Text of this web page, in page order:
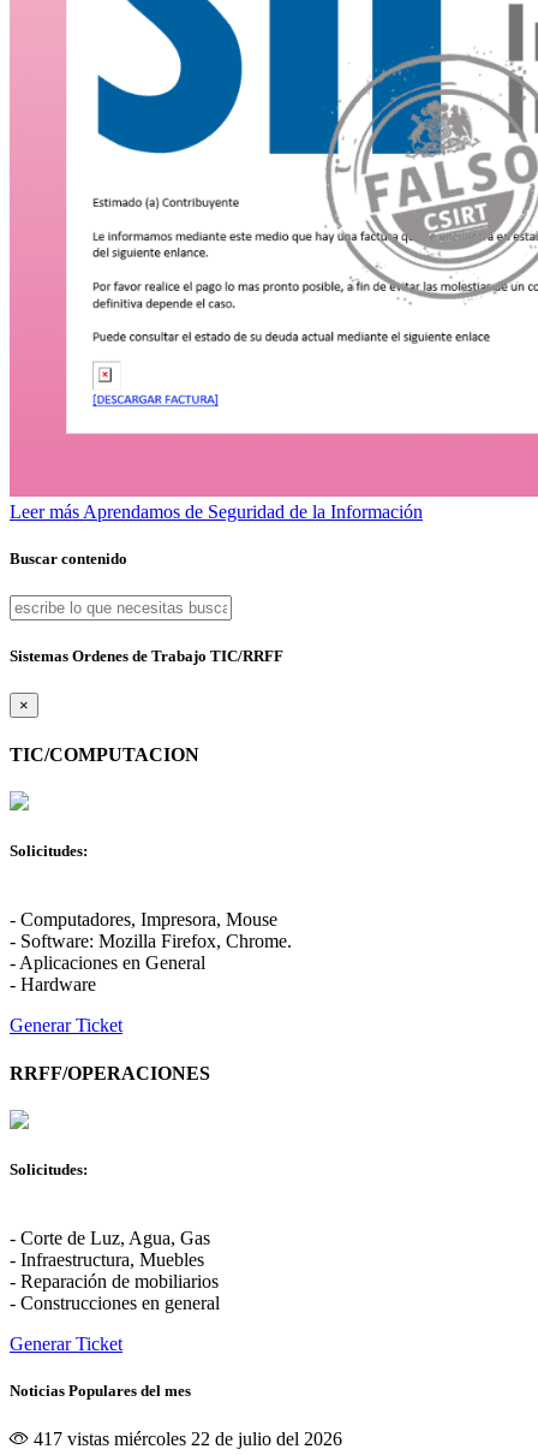
Leer más Aprendamos de Seguridad de la Información
Buscar contenido
Sistemas Ordenes de Trabajo TIC/RRFF
×
TIC/COMPUTACION
Solicitudes:
- Computadores, Impresora, Mouse
- Software: Mozilla Firefox, Chrome.
- Aplicaciones en General
- Hardware
Generar Ticket
RRFF/OPERACIONES
Solicitudes:
- Corte de Luz, Agua, Gas
- Infraestructura, Muebles
- Reparación de mobiliarios
- Construcciones en general
Generar Ticket
Noticias Populares del mes
417 vistas miércoles 22 de julio del 2026